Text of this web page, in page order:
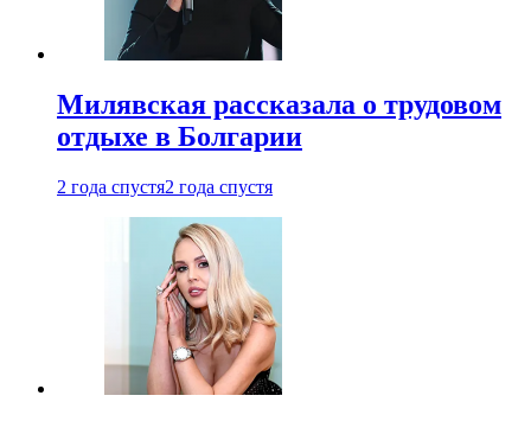
Милявская рассказала о трудовом
отдыхе в Болгарии
2 года спустя2 года спустя